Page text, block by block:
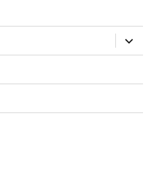
ブ
メ
ー
開